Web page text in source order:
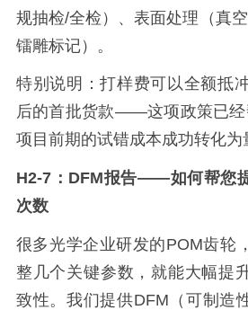
规抽检/全检）、表面处理（真
镭雕标记）。
特别说明：打样费可以全额抵
后的首批货款——这项政策已经
项目前期的试错成本成功转化为
H2-7：DFM报告——如何帮您
次数
很多光学企业研发的POM齿轮
整几个关键参数，就能大幅提
致性。我们提供DFM（可制造